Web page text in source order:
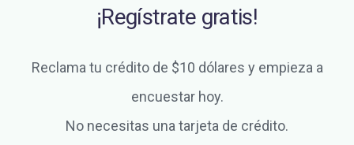
¡Regístrate gratis!
Reclama tu crédito de $10 dólares y empieza a
encuestar hoy.
No necesitas una tarjeta de crédito.